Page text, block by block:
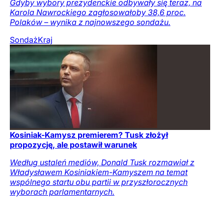
Gdyby wybory prezydenckie odbywały się teraz, na
Karola Nawrockiego zagłosowałoby 38,6 proc.
Polaków – wynika z najnowszego sondażu.
SondażKraj
Kosiniak-Kamysz premierem? Tusk złożył
propozycję, ale postawił warunek
Według ustaleń mediów, Donald Tusk rozmawiał z
Władysławem Kosiniakiem-Kamyszem na temat
wspólnego startu obu partii w przyszłorocznych
wyborach parlamentarnych.